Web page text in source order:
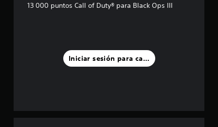
13 000 puntos Call of Duty® para Black Ops III
Iniciar sesión para calificar